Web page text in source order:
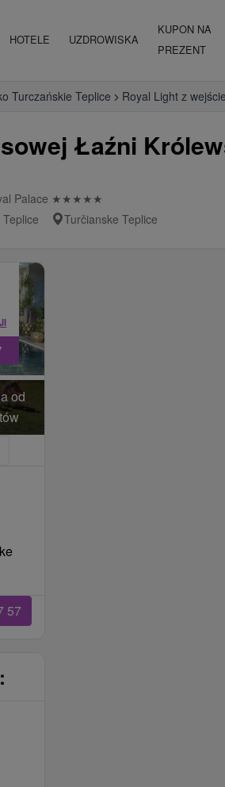
HOTELE UZDROWISKA
KUPON NA
PREZENT
Turczańskie Teplice Royal Light z
Łaźni
Palace ★ ★ ★ ★ ★
Turčianske Teplice
od
57